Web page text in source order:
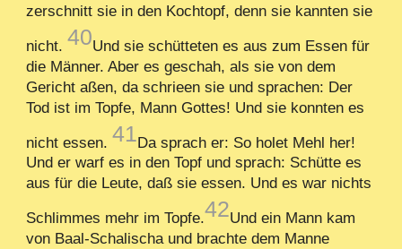
zerschnitt sie in den Kochtopf, denn sie kannten sie
nicht.40Und sie schütteten es aus zum Essen für
die Männer. Aber es geschah, als sie von dem
Gericht aßen, da schrieen sie und sprachen: Der
Tod ist im Topfe, Mann Gottes! Und sie konnten es
nicht essen.41Da sprach er: So holet Mehl her!
Und er warf es in den Topf und sprach: Schütte es
aus für die Leute, daß sie essen. Und es war nichts
Schlimmes mehr im Topfe.42Und ein Mann kam
von Baal-Schalischa und brachte dem Manne